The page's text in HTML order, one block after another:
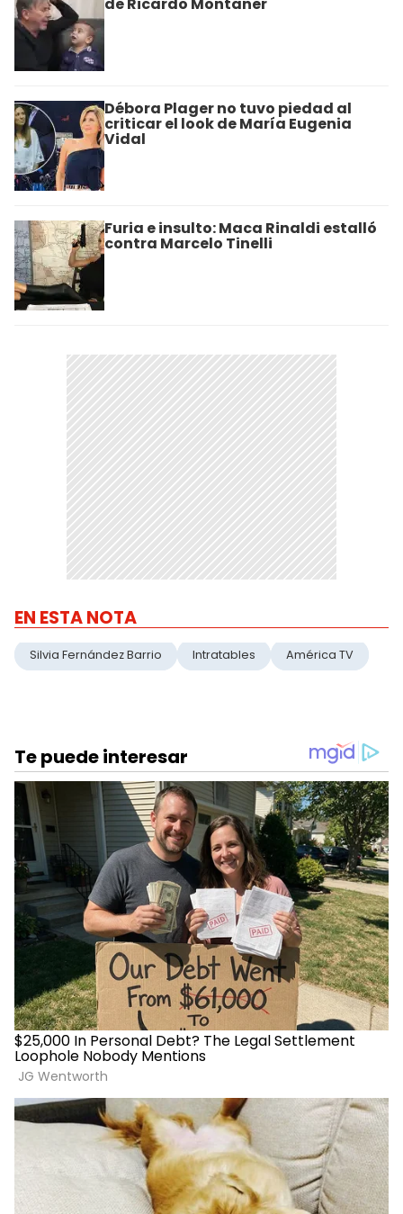
Débora Plager no tuvo piedad al
criticar el look de María Eugenia
Vidal
Furia e insulto: Maca Rinaldi estalló
contra Marcelo Tinelli
EN ESTA NOTA
Silvia Fernández Barrio Intratables América TV